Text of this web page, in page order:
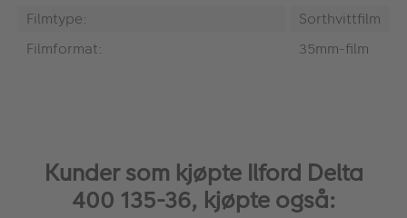
Filmtype:
Sorthvittfilm
Filmformat:
35mm-film
Kunder som kjøpte Ilford Delta
400 135-36, kjøpte også: